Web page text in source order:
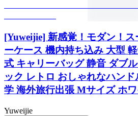
[Yuweijie] 新感覚！モダン！ス
ーケース 機内持ち込み 大型
式 キャリーバッグ 静音 ダブ
ック レトロ おしゃれなハン
学 海外旅行出張 Mサイズ ホ
Yuweijie